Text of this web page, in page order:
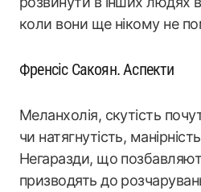
коли вони ще нікому не
Френсіс Сакоян. Аспекти
Меланхолія, скутість
чи натягнутість,
Негаразди, що
призводять до